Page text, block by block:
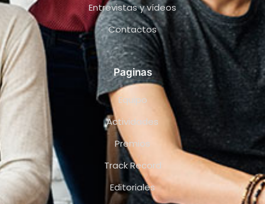
Entrevistas y vídeos
Contactos
Paginas
Equipo
Actividades
Premios
Track Record
Editoriales